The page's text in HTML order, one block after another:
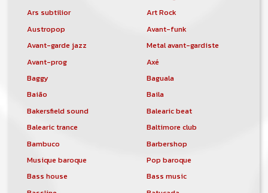
Ars subtilior
Art Rock
Austropop
Avant-funk
Avant-garde jazz
Metal avant-gardiste
Avant-prog
Axé
Baggy
Baguala
Baião
Baila
Bakersfield sound
Balearic beat
Balearic trance
Baltimore club
Bambuco
Barbershop
Musique baroque
Pop baroque
Bass house
Bass music